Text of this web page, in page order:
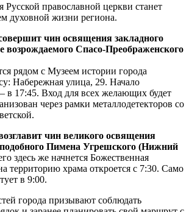
Русской православной церкви станет
духовной жизни региона.
чин освящения закладного
возрождаемого Спасо-Преображенского
рядом с Музеем истории города
Набережная улица, 29. Начало
в 17:45. Вход для всех желающих будет
через рамки металлодетекторов со
чин великого освящения
Пимена Угрешского (Нижний
здесь же начнется Божественная
территорию храма откроется с 7:30. Само
в 9:00.
города призывают соблюдать